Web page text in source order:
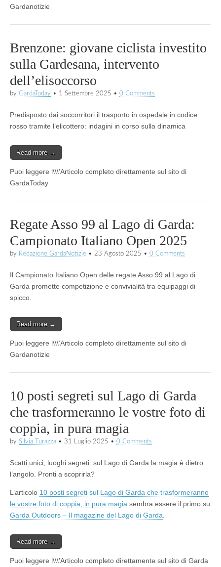
Gardanotizie
Brenzone: giovane ciclista investito
sulla Gardesana, intervento
dell’elisoccorso
by GardaToday • 1 Settembre 2025 • 0 Comments
Predisposto dai soccorritori il trasporto in ospedale in codice
rosso tramite l’elicottero: indagini in corso sulla dinamica
Read more →
Puoi leggere l\\\’Articolo completo direttamente sul sito di
GardaToday
Regate Asso 99 al Lago di Garda:
Campionato Italiano Open 2025
by Redazione GardaNotizie • 23 Agosto 2025 • 0 Comments
Il Campionato Italiano Open delle regate Asso 99 al Lago di
Garda promette competizione e convivialità tra equipaggi di
spicco.
Read more →
Puoi leggere l\\\’Articolo completo direttamente sul sito di
Gardanotizie
10 posti segreti sul Lago di Garda
che trasformeranno le vostre foto di
coppia, in pura magia
by Silvia Turazza • 31 Luglio 2025 • 0 Comments
Scatti unici, luoghi segreti: sul Lago di Garda la magia è dietro
l’angolo. Pronti a scoprirla?
L’articolo 10 posti segreti sul Lago di Garda che trasformeranno
le vostre foto di coppia, in pura magia sembra essere il primo su
Garda Outdoors – Il magazine del Lago di Garda
Read more →
Puoi leggere l\\\’Articolo completo direttamente sul sito di Garda